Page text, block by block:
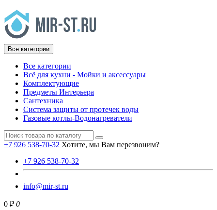
Все категории
Все категории
Всё для кухни - Мойки и аксессуары
Комплектующие
Предметы Интерьера
Сантехника
Система защиты от протечек воды
Газовые котлы-Водонагреватели
+7 926 538-70-32 Хотите, мы Вам перезвоним?
+7 926 538-70-32
info@mir-st.ru
0 ₽ 0